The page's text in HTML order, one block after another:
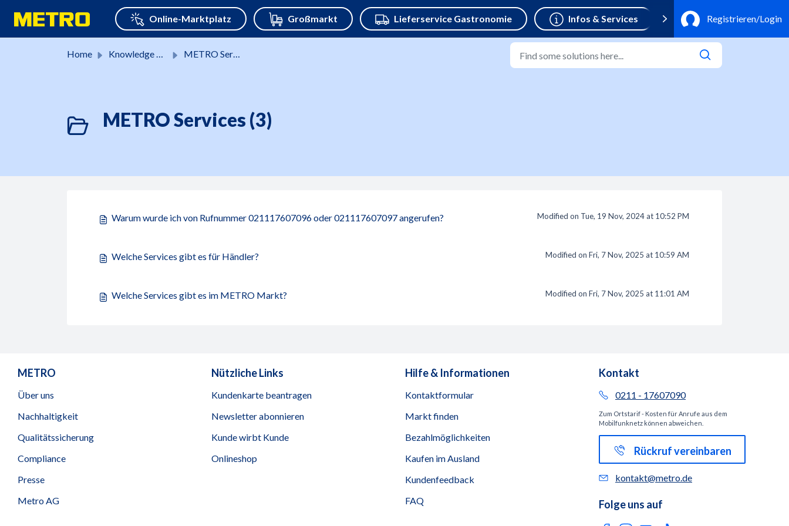
Skip to main content
Home Knowledge base METRO Services
METRO Services (3)
Warum wurde ich von Rufnummer 021117607096 oder 021117607097 angerufen? Modified on Tue, 19 Nov, 2024 at 10:52 PM
Welche Services gibt es für Händler? Modified on Fri, 7 Nov, 2025 at 10:59 AM
Welche Services gibt es im METRO Markt? Modified on Fri, 7 Nov, 2025 at 11:01 AM